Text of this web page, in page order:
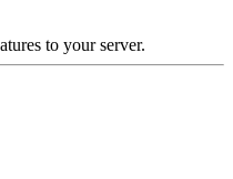
to your server.